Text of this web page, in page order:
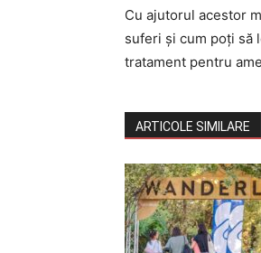
Cu ajutorul acestor
suferi și cum poți să
tratament pentru
ARTICOLE SIMILARE